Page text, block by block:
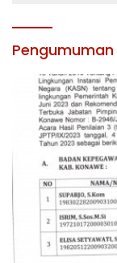
Pengumuman